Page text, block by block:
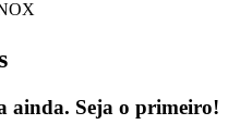
ainda. Seja o primeiro!